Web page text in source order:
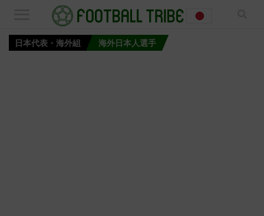
日本代表・海外組 海外日本人選手